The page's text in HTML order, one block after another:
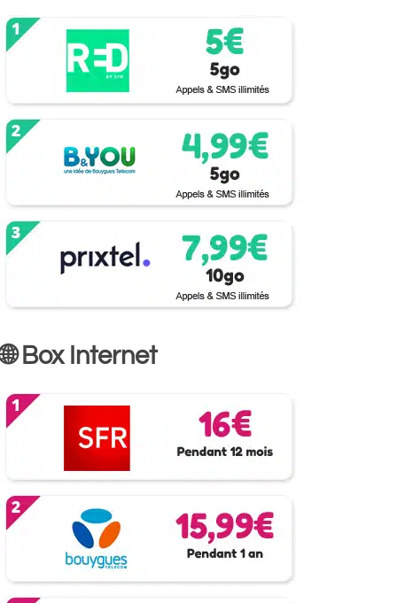
🌐 Box Internet